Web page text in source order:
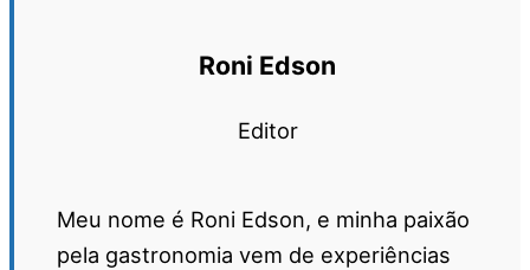
Roni Edson
Editor
Meu nome é Roni Edson, e minha paixão
pela gastronomia vem de experiências